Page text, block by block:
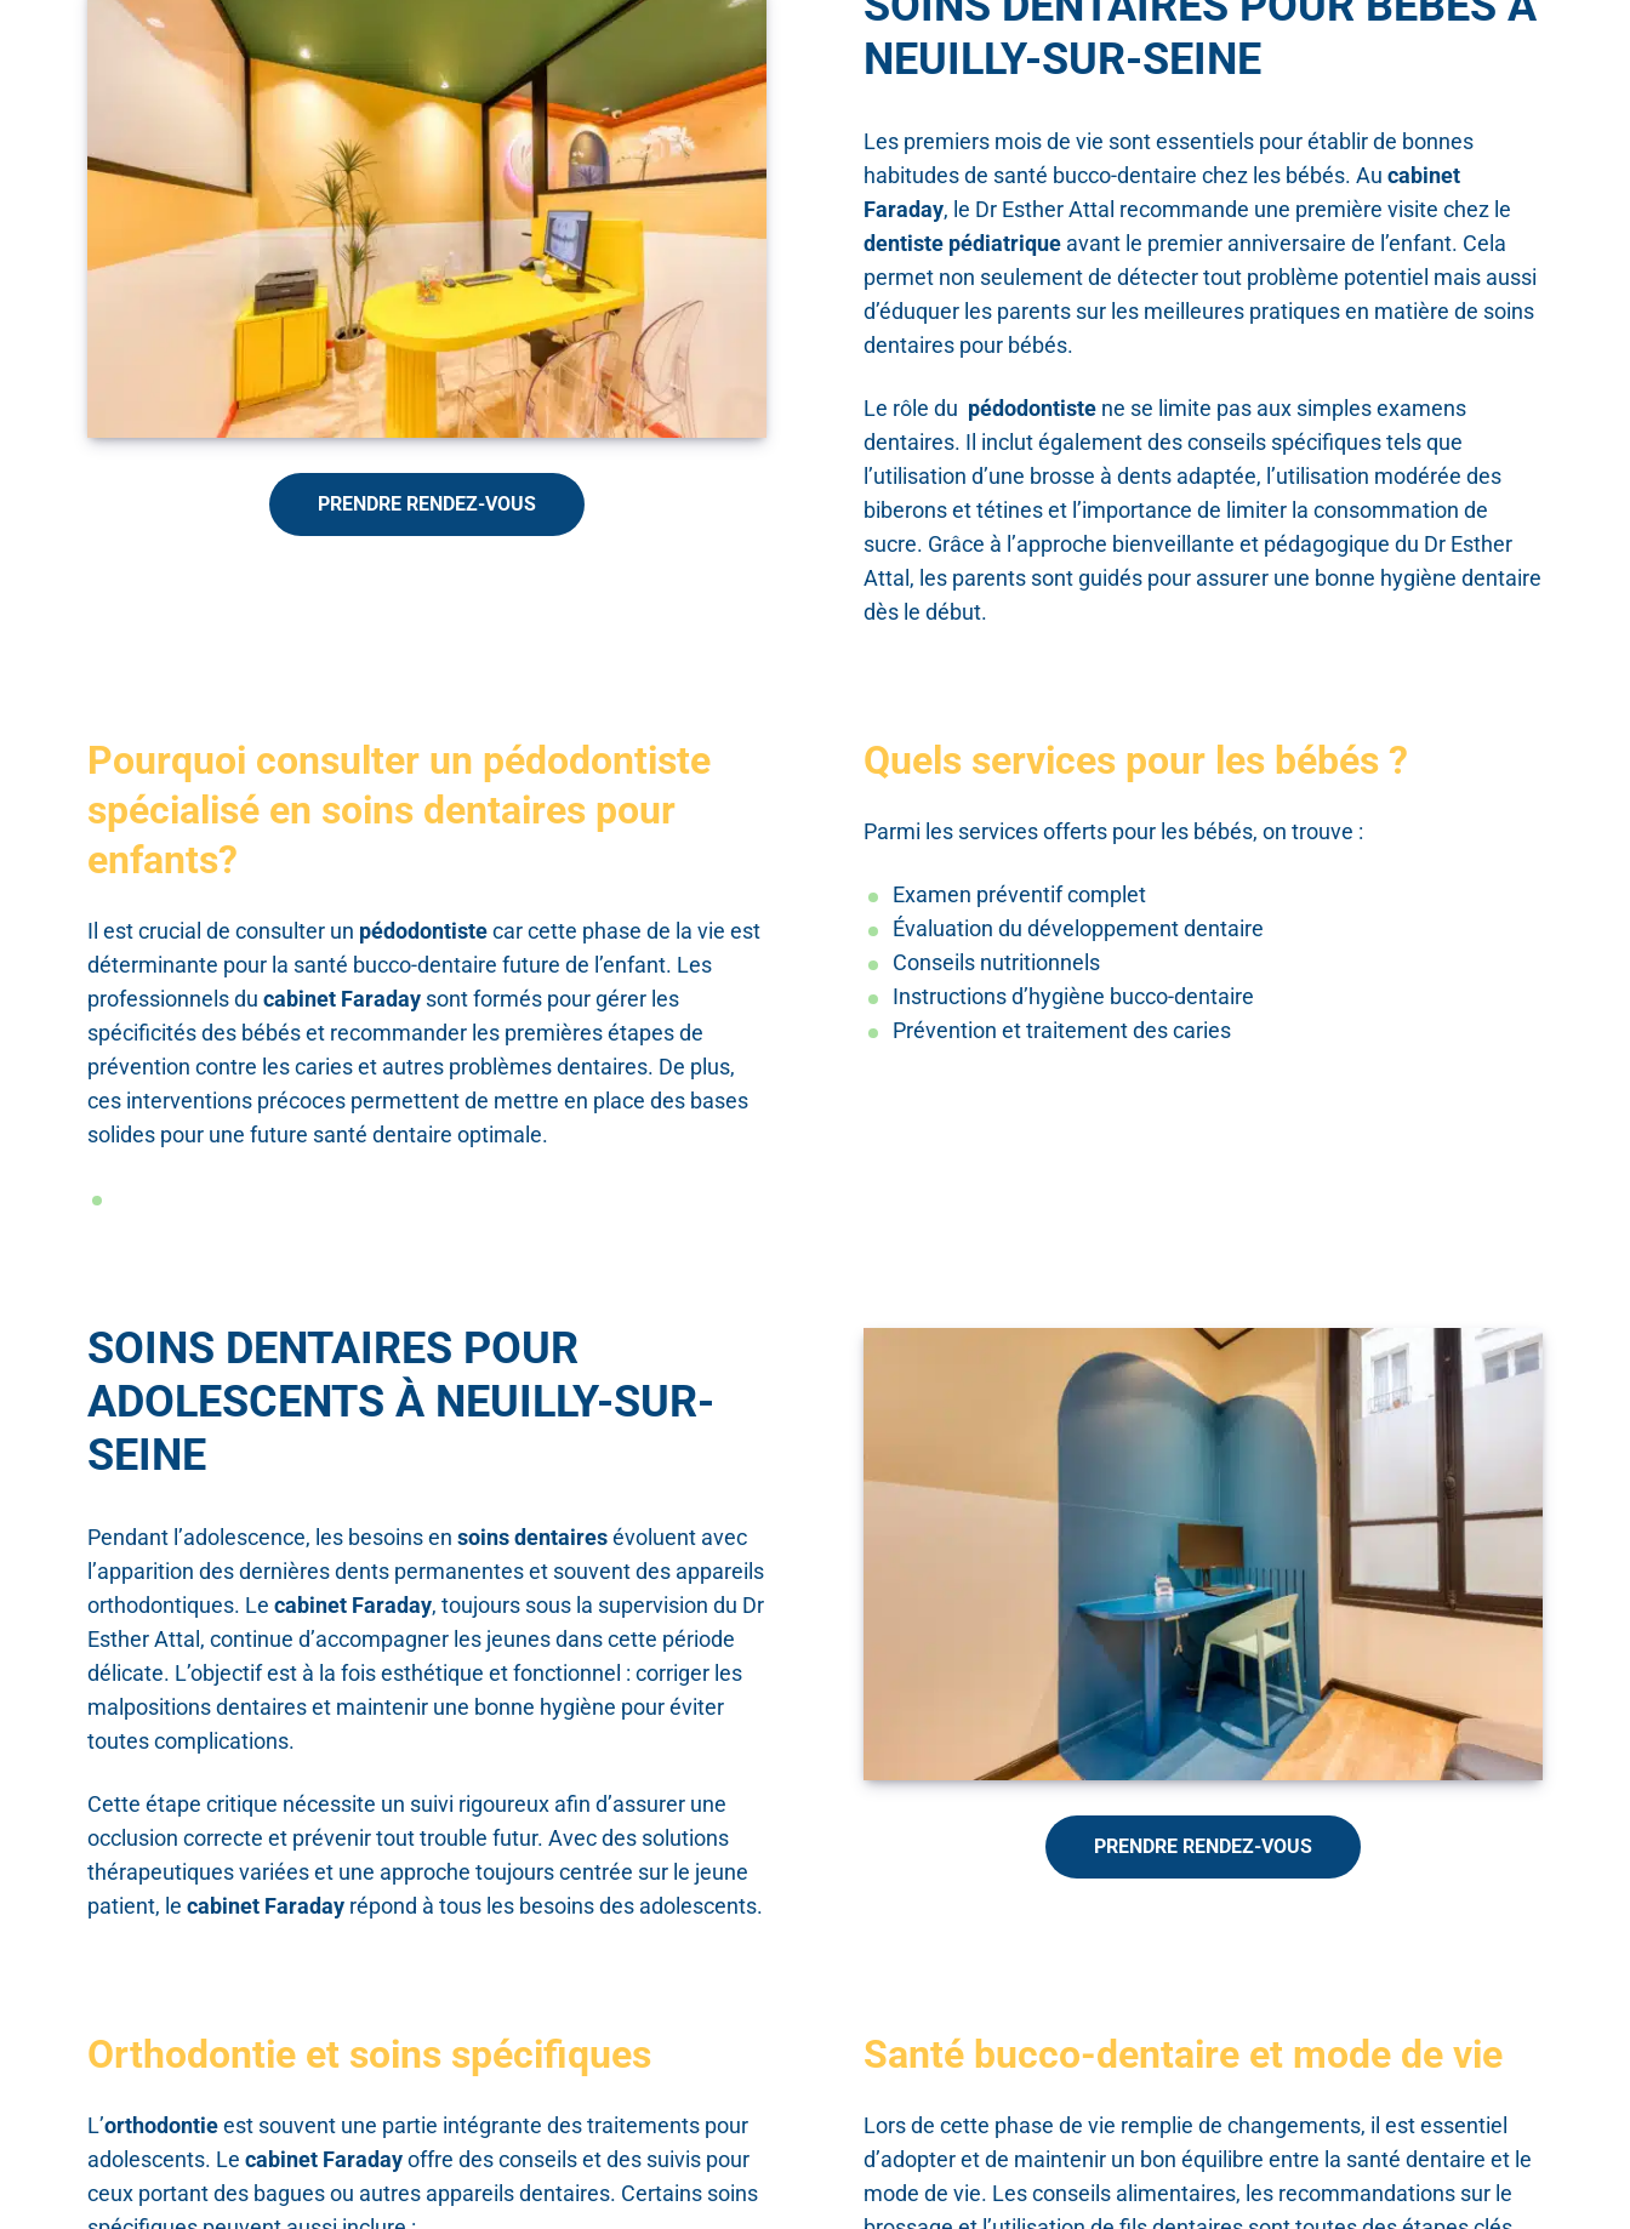
PRENDRE RENDEZ-VOUS
NEUILLY-SUR-SEINE
Les premiers mois de vie sont essentiels pour établir de bonnes
habitudes de santé bucco-dentaire chez les bébés. Au cabinet
Faraday, le Dr Esther Attal recommande une première visite chez le
dentiste pédiatrique avant le premier anniversaire de l’enfant. Cela
permet non seulement de détecter tout problème potentiel mais aussi
d’éduquer les parents sur les meilleures pratiques en matière de soins
dentaires pour bébés.
Le rôle du pédodontiste ne se limite pas aux simples examens
dentaires. Il inclut également des conseils spécifiques tels que
l’utilisation d’une brosse à dents adaptée, l’utilisation modérée des
biberons et tétines et l’importance de limiter la consommation de
sucre. Grâce à l’approche bienveillante et pédagogique du Dr Esther
Attal, les parents sont guidés pour assurer une bonne hygiène dentaire
dès le début.
Pourquoi consulter un pédodontiste
spécialisé en soins dentaires pour
enfants?
Il est crucial de consulter un pédodontistecar cette phase de la vie est
déterminante pour la santé bucco-dentaire future de l’enfant. Les
professionnels du cabinet Faraday sont formés pour gérer les
spécificités des bébés et recommander les premières étapes de
prévention contre les caries et autres problèmes dentaires. De plus,
ces interventions précoces permettent de mettre en place des bases
solides pour une future santé dentaire optimale.
Quels services pour les bébés ?
Parmi les services offerts pour les bébés, on trouve :
Examen préventif complet
Évaluation du développement dentaire
Conseils nutritionnels
Instructions d’hygiène bucco-dentaire
Prévention et traitement des caries
SOINS DENTAIRES POUR
ADOLESCENTS À NEUILLY-SUR-
SEINE
Pendant l’adolescence, les besoins en soins dentairesévoluent avec
l’apparition des dernières dents permanentes et souvent des appareils
orthodontiques. Le cabinet Faraday, toujours sous la supervision du Dr
Esther Attal, continue d’accompagner les jeunes dans cette période
délicate. L’objectif est à la fois esthétique et fonctionnel : corriger les
malpositions dentaires et maintenir une bonne hygiène pour éviter
toutes complications.
Cette étape critique nécessite un suivi rigoureux afin d’assurer une
occlusion correcte et prévenir tout trouble futur. Avec des solutions
thérapeutiques variées et une approche toujours centrée sur le jeune
patient, le cabinet Faraday répond à tous les besoins des adolescents.
PRENDRE RENDEZ-VOUS
Orthodontie et soins spécifiques
L’orthodontieest souvent une partie intégrante des traitements pour
adolescents. Le cabinet Faradayoffre des conseils et des suivis pour
ceux portant des bagues ou autres appareils dentaires. Certains soins
Santé bucco-dentaire et mode de vie
Lors de cette phase de vie remplie de changements, il est essentiel
d’adopter et de maintenir un bon équilibre entre la santé dentaire et le
mode de vie. Les conseils alimentaires, les recommandations sur le